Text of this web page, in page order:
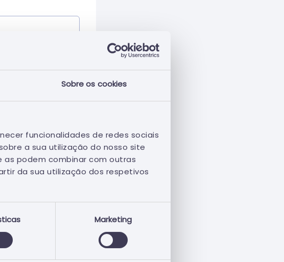
Sobre os cookies
funcionalidades de redes sociais
a sua utilização do nosso site
as podem combinar com outras
da sua utilização dos respetivos
Marketing